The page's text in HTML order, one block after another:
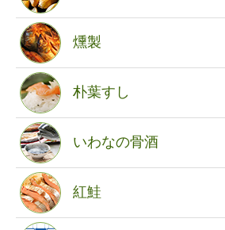
燻製
朴葉すし
いわなの骨酒
紅鮭